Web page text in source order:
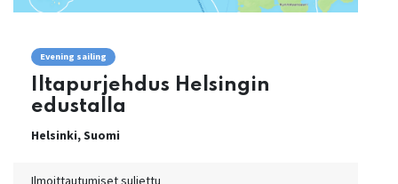
Evening sailing
Iltapurjehdus Helsingin
edustalla
Helsinki,Suomi
Ilmoittautumiset suljettu